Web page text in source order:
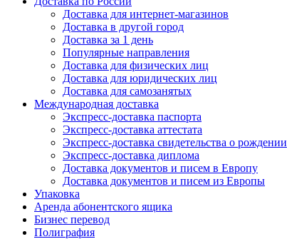
Доставка для интернет-магазинов
Доставка в другой город
Доставка за 1 день
Популярные направления
Доставка для физических лиц
Доставка для юридических лиц
Доставка для самозанятых
Международная доставка
Экспресс-доставка паспорта
Экспресс-доставка аттестата
Экспресс-доставка свидетельства о рождении
Экспресс-доставка диплома
Доставка документов и писем в Европу
Доставка документов и писем из Европы
Упаковка
Аренда абонентского ящика
Бизнес перевод
Полиграфия